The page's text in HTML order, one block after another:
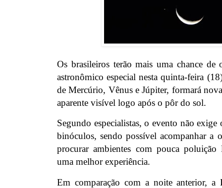
Os brasileiros terão mais uma chance de
astronômico especial nesta quinta-feira
de Mercúrio, Vênus e Júpiter, formará
aparente visível logo após o pôr do sol.
Segundo especialistas, o evento não
binóculos, sendo possível acompanhar a
procurar ambientes com pouca poluição
uma melhor experiência.
Em comparação com a noite anterior, a